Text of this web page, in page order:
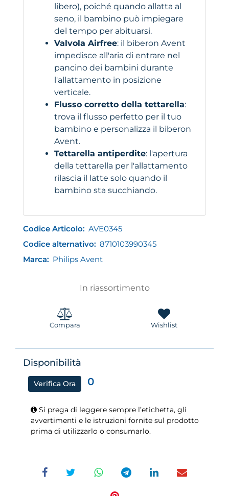
libero), poiché quando allatta al
seno, il bambino può impiegare
del tempo per abituarsi.
Valvola Airfree: il biberon Avent
impedisce all'aria di entrare nel
pancino dei bambini durante
l'allattamento in posizione
verticale.
Flusso corretto della tettarella:
trova il flusso perfetto per il tuo
bambino e personalizza il biberon
Avent.
Tettarella antiperdite: l'apertura
della tettarella per l'allattamento
rilascia il latte solo quando il
bambino sta succhiando.
Codice Articolo: AVE0345
Codice alternativo: 8710103990345
Marca: Philips Avent
In riassortimento
Compara Wishlist
Disponibilità
Verifica Ora 0
Si prega di leggere sempre l’etichetta, gli
avvertimenti e le istruzioni fornite sul prodotto
prima di utilizzarlo o consumarlo.